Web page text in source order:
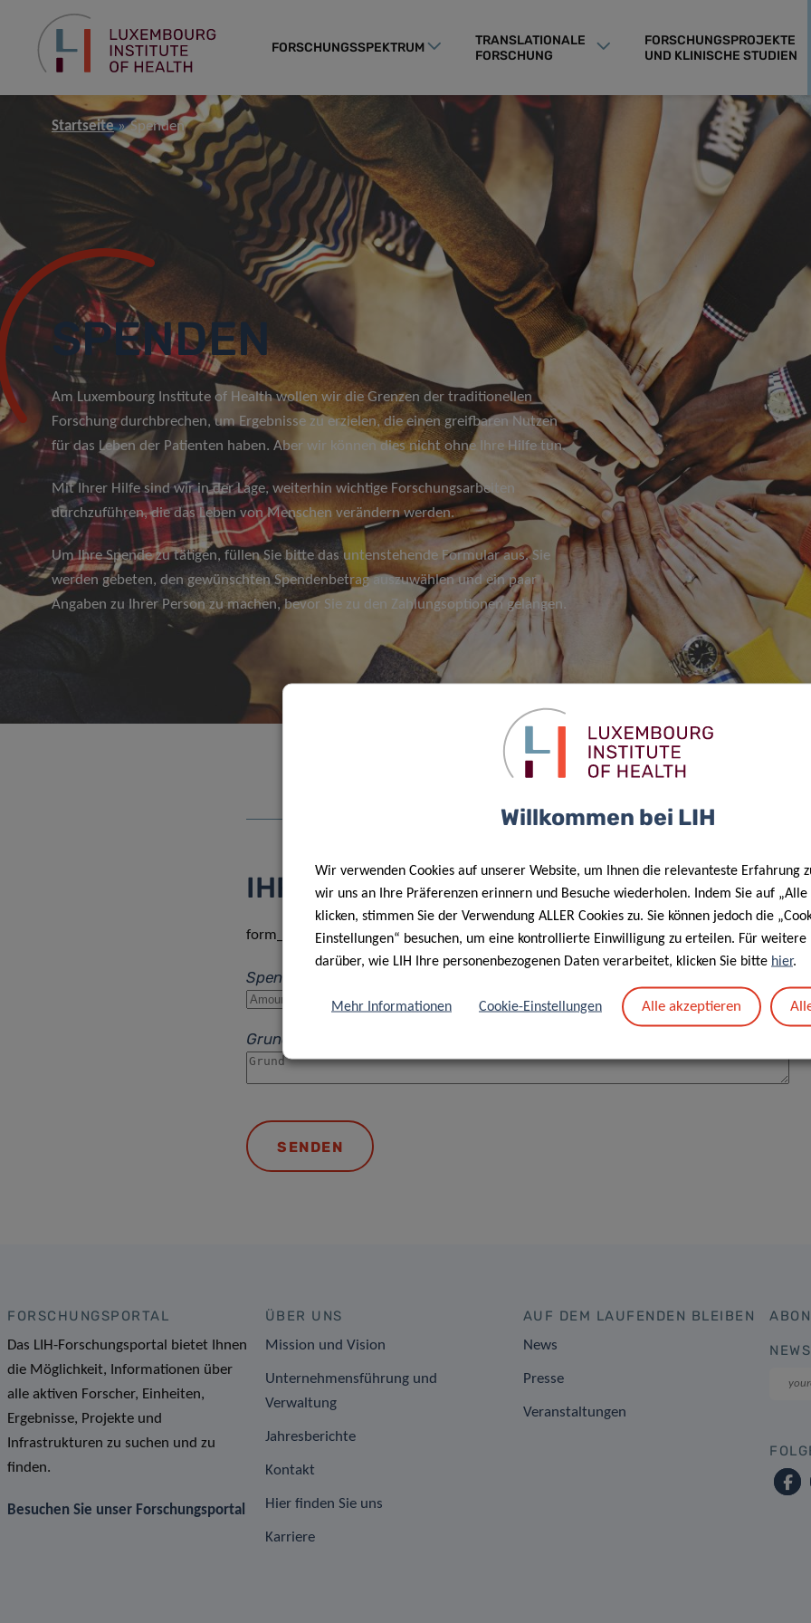
FORSCHUNGSSPEKTRUM
TRANSLATIONALE
FORSCHUNG
FORSCHUNGSPROJEKTE
UND KLINISCHE STUDIEN
Startseite Spenden
SPENDEN
Am Luxembourg Institute of Health wollen wir die Grenzen der traditionellen
Forschung durchbrechen, um Ergebnisse zu erzielen, die einen greifbaren Nutzen
für das Leben der Patienten haben. Aber wir können dies nicht ohne Ihre Hilfe tun.
Mit Ihrer Hilfe sind wir in der Lage, weiterhin wichtige Forschungsarbeiten
durchzuführen, die das Leben von Menschen verändern werden.
Um Ihre Spende zu tätigen, füllen Sie bitte das untenstehende Formular aus. Sie
werden gebeten, den gewünschten Spendenbetrag auszuwählen und ein paar
Angaben zu Ihrer Person zu machen, bevor Sie zu den Zahlungsoptionen gelangen.
IHRE SPENDE (1/4)
form_required_inputs
Spendenbetrag
Grund der Spende
FORSCHUNGSPORTAL
Das LIH-Forschungsportal bietet Ihnen
die Möglichkeit, Informationen über
alle aktiven Forscher, Einheiten,
Ergebnisse, Projekte und
Infrastrukturen zu suchen und zu
finden.
Besuchen Sie unser Forschungsportal
ÜBER UNS
Mission und Vision
Unternehmensführung und
Verwaltung
Jahresberichte
Kontakt
Hier finden Sie uns
Karriere
AUF DEM LAUFENDEN BLEIBEN
News
Presse
Veranstaltungen
Willkommen bei LIH
Wir verwenden Cookies auf unserer Website, um Ihnen die relevanteste Erfahrung
wir uns an Ihre Präferenzen erinnern und Besuche wiederholen. Indem Sie auf „Alle
klicken, stimmen Sie der Verwendung ALLER Cookies zu. Sie können jedoch die
Einstellungen“ besuchen, um eine kontrollierte Einwilligung zu erteilen. Für
darüber, wie LIH Ihre personenbezogenen Daten verarbeitet, klicken Sie bitte hier.
Mehr Informationen Cookie-Einstellungen Alle akzeptieren